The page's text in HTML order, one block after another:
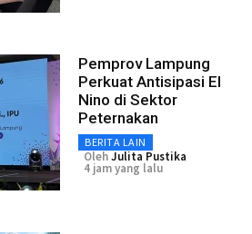
Pemprov Lampung
Perkuat Antisipasi El
Nino di Sektor
Peternakan
BERITA LAIN
OlehJulita Pustika
4 jam yang lalu